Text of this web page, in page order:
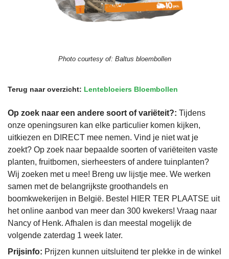
Photo courtesy of: Baltus bloembollen
Terug naar overzicht: Lentebloeiers Bloembollen
Op zoek naar een andere soort of variëteit?: Tijdens
onze openingsuren kan elke particulier komen kijken,
uitkiezen en DIRECT mee nemen. Vind je niet wat je
zoekt? Op zoek naar bepaalde soorten of variëteiten vaste
planten, fruitbomen, sierheesters of andere tuinplanten?
Wij zoeken met u mee! Breng uw lijstje mee. We werken
samen met de belangrijkste groothandels en
boomkwekerijen in België. Bestel HIER TER PLAATSE uit
het online aanbod van meer dan 300 kwekers! Vraag naar
Nancy of Henk. Afhalen is dan meestal mogelijk de
volgende zaterdag 1 week later.
Prijsinfo: Prijzen kunnen uitsluitend ter plekke in de winkel